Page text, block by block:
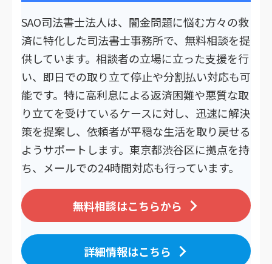
SAO司法書士法人は、闇金問題に悩む方々の救
済に特化した司法書士事務所で、無料相談を提
供しています。相談者の立場に立った支援を行
い、即日での取り立て停止や分割払い対応も可
能です。特に高利息による返済困難や悪質な取
り立てを受けているケースに対し、迅速に解決
策を提案し、依頼者が平穏な生活を取り戻せる
ようサポートします。東京都渋谷区に拠点を持
ち、メールでの24時間対応も行っています。
無料相談はこちらから
詳細情報はこちら